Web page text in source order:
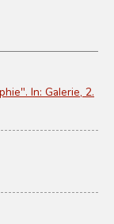
In: Galerie, 2.